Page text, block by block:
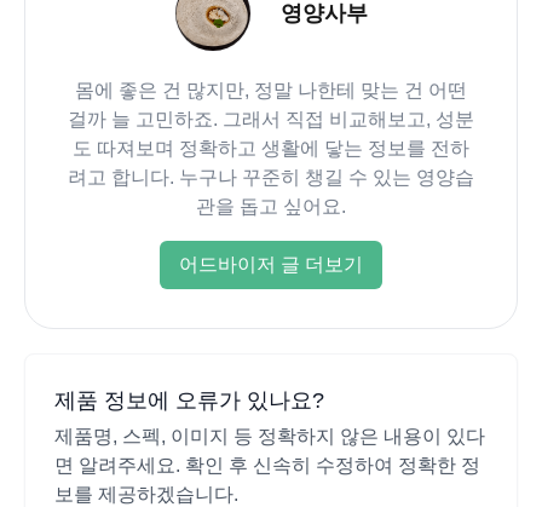
영양사부
몸에 좋은 건 많지만, 정말 나한테 맞는 건 어떤
걸까 늘 고민하죠. 그래서 직접 비교해보고, 성분
도 따져보며 정확하고 생활에 닿는 정보를 전하
려고 합니다. 누구나 꾸준히 챙길 수 있는 영양습
관을 돕고 싶어요.
어드바이저 글 더보기
제품 정보에 오류가 있나요?
제품명, 스펙, 이미지 등 정확하지 않은 내용이 있다
면 알려주세요. 확인 후 신속히 수정하여 정확한 정
보를 제공하겠습니다.